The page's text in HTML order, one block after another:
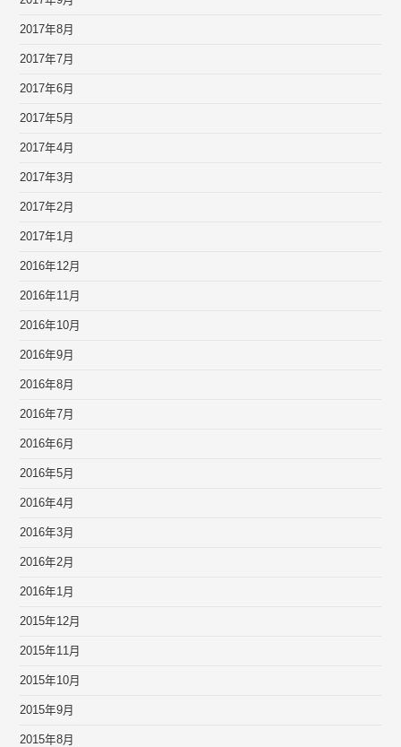
2017年8月
2017年7月
2017年6月
2017年5月
2017年4月
2017年3月
2017年2月
2017年1月
2016年12月
2016年11月
2016年10月
2016年9月
2016年8月
2016年7月
2016年6月
2016年5月
2016年4月
2016年3月
2016年2月
2016年1月
2015年12月
2015年11月
2015年10月
2015年9月
2015年8月